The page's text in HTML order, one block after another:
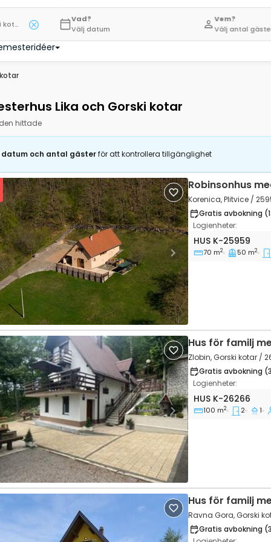
Region Lika och Gorski kotar
Vad?
Välj datum
Vem?
Välj antal
Lika och Gorski kotar
hittade
datum och antal gästerför att kontrollera tillgänglighet
Next
Robinsonhus
Korenica, Plitvice /
Gratis avbokning
Logienheter:
Tvårumshus
HUS K-25959
70 m2 50 m2
Next
Hus för familj
Zlobin, Gorski kotar /
Gratis avbokning
Logienheter:
Tvårumshus
HUS K-26266
100 m2 2 1
Hus för familj
Ravna Gora, Gorski
Gratis avbokning